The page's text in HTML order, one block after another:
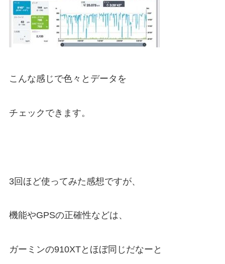
こんな感じで色々とデータを
チェックできます。
3回ほど使ってみた感想ですが、
機能やGPSの正確性などは、
ガーミンの910XTとほぼ同じだなーと